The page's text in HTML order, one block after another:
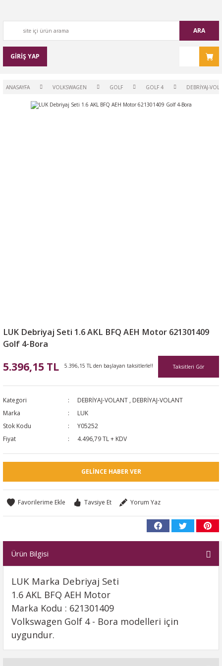
ARA
GİRİŞ YAP
ANASAYFA VOLKSWAGEN GOLF GOLF 4 DEBRİYAJ-
LUK Debriyaj Seti 1.6 AKL BFQ AEH Motor 621301409
Golf 4-Bora
5.396,15 TL 5.396,15 TL den başlayan taksitlerle!! Taksitleri Gör
Kategori DEBRİYAJ-VOLANT , DEBRİYAJ-VOLANT
Marka
LUK
Stok Kodu
Y05252
Fiyat
4.496,79 TL + KDV
GELINCE HABER VER
Tavsiye Et Yorum Yaz
Ürün Bilgisi
LUK Marka Debriyaj Seti
1.6 AKL BFQ AEH Motor
Marka Kodu : 621301409
Volkswagen Golf 4 - Bora modelleri için
uygundur.